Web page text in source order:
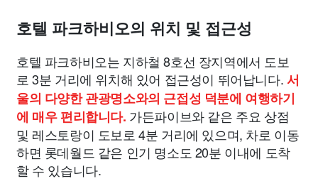
호텔 파크하비오의 위치 및 접근성
호텔 파크하비오는 지하철 8호선 장지역에서 도보
로 3분 거리에 위치해 있어 접근성이 뛰어납니다.서
울의 다양한 관광명소와의 근접성 덕분에 여행하기
에 매우 편리합니다. 가든파이브와 같은 주요 상점
및 레스토랑이 도보로 4분 거리에 있으며, 차로 이동
하면 롯데월드 같은 인기 명소도 20분 이내에 도착
할 수 있습니다.